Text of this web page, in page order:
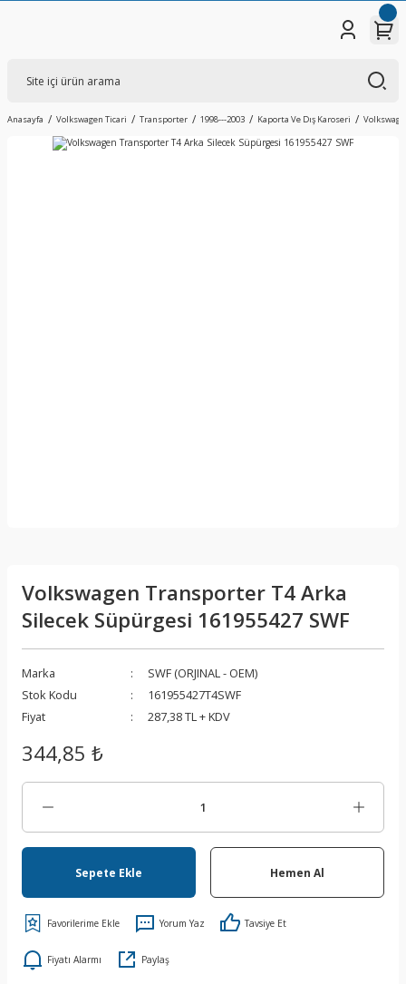
Anasayfa Volkswagen Ticari Transporter 1998---2003 Kaporta Ve Dış Karoseri
Volkswagen Transporter T4 Arka
Silecek Süpürgesi 161955427 SWF
Marka
SWF (ORJINAL - OEM)
Stok Kodu
161955427T4SWF
Fiyat
287,38 TL + KDV
344,85 ₺
Sepete Ekle Hemen Al
Yorum Yaz Tavsiye Et
Fiyatı Alarmı Paylaş